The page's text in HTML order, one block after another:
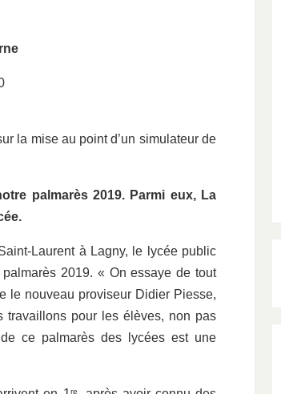
la mise au point d’un simulateur de
palmarès 2019. Parmi eux, La
Laurent à Lagny, le lycée public
2019. « On essaye de tout
le nouveau proviseur Didier Piesse,
travaillons pour les élèves, non pas
ce palmarès des lycées est une
re